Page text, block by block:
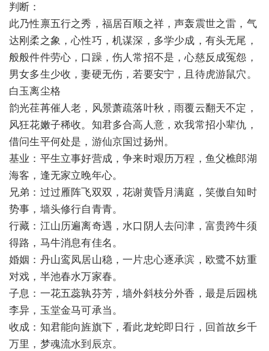
判断：
此乃性禀五行之秀，福居百顺之祥，声轰震世之雷，气
达刚柔之象，心性巧，机谋深，多学少成，有头无尾，
般般件件劳心，口躁，伤人常招不是，心慈反成冤怨，
男女多生少收，妻硬无伤，若要安宁，且待虎游鼠穴。
白玉离尘格
韵光荏苒催人老，风景萧疏落叶秋，雨覆云翻天不定，
风狂花嫩子稀收。知君多合高人意，欢我常招小辈仇，
借问生平何处是，游仙京国过扬州。
基业：平生立事好营成，争来时艰历万程，鱼父樵郎湖
海客，逢无家立晚年心。
兄弟：过过雁阵飞双双，花谢黄昏月满庭，笑傲自知时
势事，墙头修行自青青。
行藏：江山历遍离奇遇，水口阴人去问津，富贵跨牛须
得路，马牛消息有佳名。
婚姻：丹山鸾凤居山稳，一片忠心逐承滨，欧鹭不妨重
对戏，半池春水万家春。
子息：一花五蕊孰芬芳，墙外斜枝分外香，最是后园桃
李异，玉堂金马可承当。
收成：知君能向旌旗下，看此龙蛇即日行，回首故乡千
万里，梦魂流水到辰京。